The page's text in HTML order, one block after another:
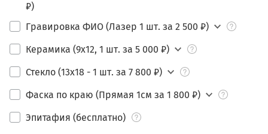
₽)
Гравировка ФИО (Лазер 1 шт. за 2 500 ₽)
Керамика (9х12, 1 шт. за 5 000 ₽)
Стекло (13х18 - 1 шт. за 7 800 ₽)
Фаска по краю (Прямая 1см за 1 800 ₽)
Эпитафия (бесплатно)